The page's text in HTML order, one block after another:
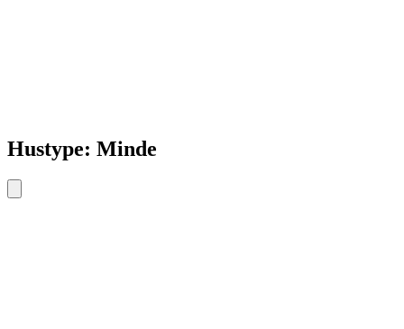
Hustype: Minde